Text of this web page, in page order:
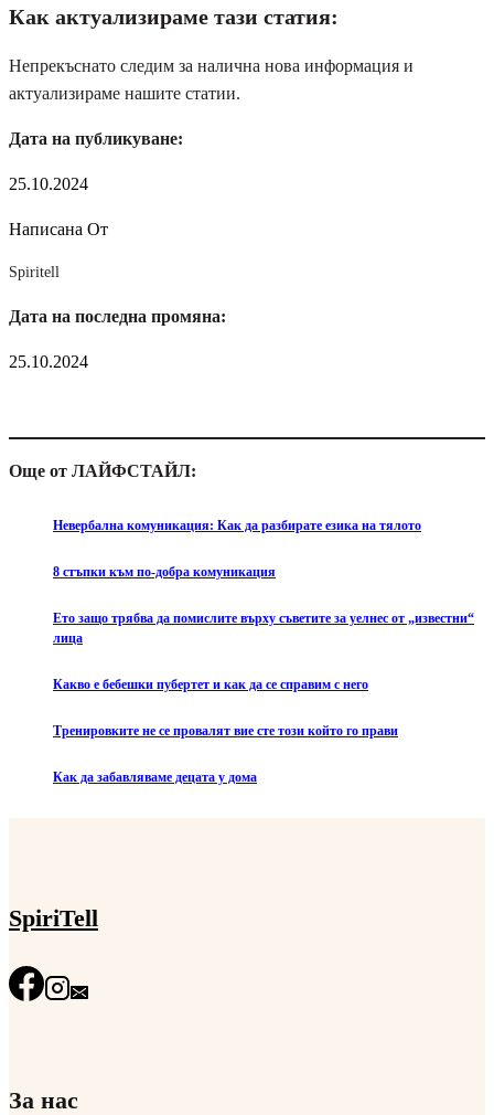
Как актуализираме тази статия:
Непрекъснато следим за налична нова информация и
актуализираме нашите статии.
Дата на публикуване:
25.10.2024
Написана От
Spiritell
Дата на последна промяна:
25.10.2024
Още от ЛАЙФСТАЙЛ:
Невербална комуникация: Как да разбирате езика на тялото
8 стъпки към по-добра комуникация
Ето защо трябва да помислите върху съветите за уелнес от „известни“
лица
Какво е бебешки пубертет и как да се справим с него
Тренировките не се провалят вие сте този който го прави
Как да забавляваме децата у дома
SpiriTell
За нас